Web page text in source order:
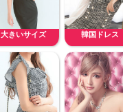
大きいサイズ 韓国ドレス